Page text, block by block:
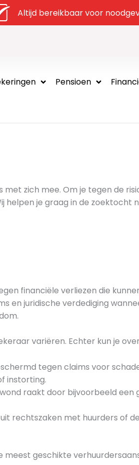
Altijd bereikbaar voor
Pensioen
zich mee. Om je tegen de
helpen je graag in de
financiële verliezen die
en juridische verdediging
variëren. Echter kun je
tegen claims voor
instorting.
raakt door bijvoorbeeld
rechtszaken met huurders of
meest geschikte